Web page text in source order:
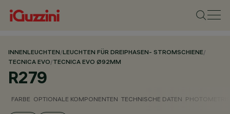
INNENLEUCHTEN/LEUCHTEN FÜR DREIPHASEN- STROMSCHIENE/
TECNICA EVO/TECNICA EVO Ø92MM
R279
FARBE OPTIONALE KOMPONENTEN TECHNISCHE DATEN